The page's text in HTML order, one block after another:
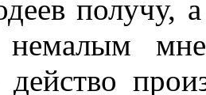
получу,